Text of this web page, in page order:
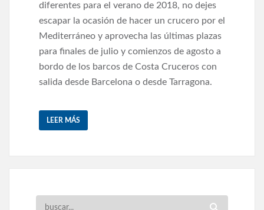
diferentes para el verano de 2018, no dejes
escapar la ocasión de hacer un crucero por el
Mediterráneo y aprovecha las últimas plazas
para finales de julio y comienzos de agosto a
bordo de los barcos de Costa Cruceros con
salida desde Barcelona o desde Tarragona.
LEER MÁS